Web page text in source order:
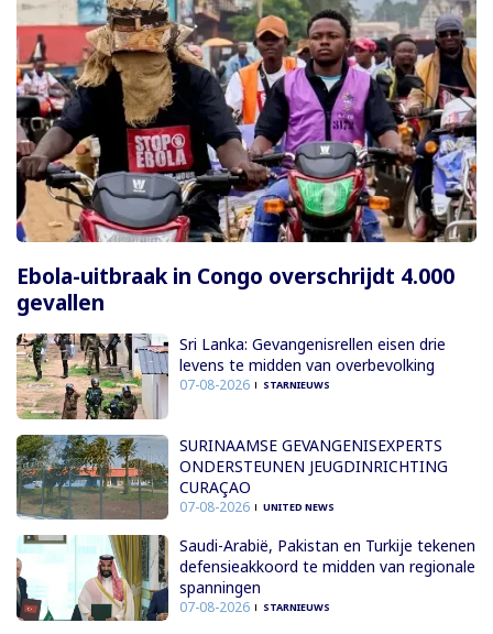
Ebola-uitbraak in Congo overschrijdt 4.000
gevallen
Sri Lanka: Gevangenisrellen eisen drie
levens te midden van overbevolking
07-08-2026 STARNIEUWS
SURINAAMSE GEVANGENISEXPERTS
ONDERSTEUNEN JEUGDINRICHTING
CURAÇAO
07-08-2026 UNITED NEWS
Saudi-Arabië, Pakistan en Turkije tekenen
defensieakkoord te midden van regionale
spanningen
07-08-2026 STARNIEUWS